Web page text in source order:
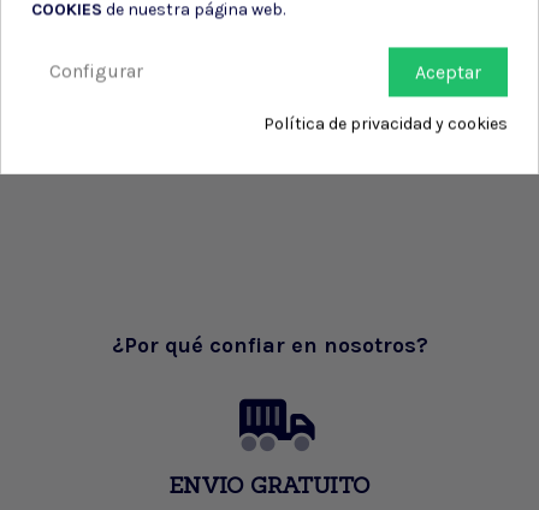
¿Por qué confiar en nosotros?
ENVIO GRATUITO
COOKIES de nuestra página web.
Aceptar
Configurar
Política de privacidad y cookies